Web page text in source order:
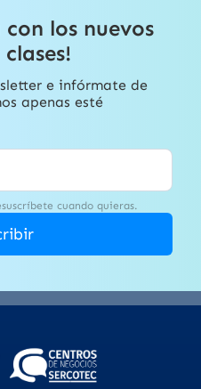
los nuevos
e infórmate de
apenas esté
cuando quieras.